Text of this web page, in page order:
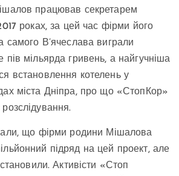
працював секретарем
роках, за цей час фірми його
самого В’ячеслава виграли
пів мільярда гривень, а найгучніша
встановлення котелень у
міста Дніпра, про що «СтопКор»
що фірми родини Мішалова
підряд на цей проект, але
Активісти «Стоп